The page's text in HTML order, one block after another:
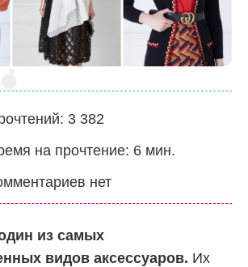
3 382
на прочтение: 6 мин.
нет
из самых
видов аксессуаров. Их